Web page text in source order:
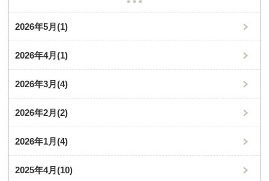
2026年5月(1)
2026年4月(1)
2026年3月(4)
2026年2月(2)
2026年1月(4)
2025年4月(10)